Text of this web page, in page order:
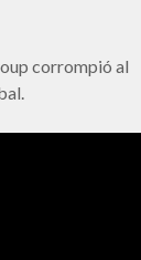
corrompió al